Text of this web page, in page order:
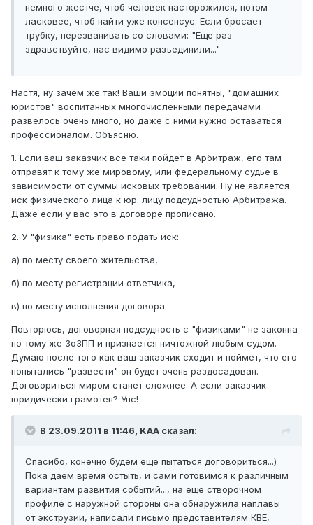
немного жестче, чтоб человек насторожился, потом
ласковее, чтоб найти уже консенсус. Если бросает
трубку, перезванивать со словами: "Еще раз
здравствуйте, нас видимо разъединили..."
Настя, ну зачем же так! Ваши эмоции понятны, "домашних
юристов" воспитанных многочисленными передачами
развелось очень много, но даже с ними нужно оставаться
профессионалом. Объясню.
1. Если ваш заказчик все таки пойдет в Арбитраж, его там
отправят к тому же мировому, или федеральному судье в
зависимости от суммы исковых требований. Ну не является
иск физического лица к юр. лицу подсудностью Арбитража.
Даже если у вас это в договоре прописано.
2. У "физика" есть право подать иск:
а) по месту своего жительства,
б) по месту регистрации ответчика,
в) по месту исполнения договора.
Повторюсь, договорная подсудность с "физиками" не законна
по тому же ЗоЗПП и признается ничтожной любым судом.
Думаю после того как ваш заказчик сходит и поймет, что его
попытались "развести" он будет очень раздосадован.
Договориться миром станет сложнее. А если заказчик
юридически грамотен? Упс!
В 23.09.2011 в 11:46, KAA сказал:
Спасибо, конечно будем еще пытаться договориться...)
Пока даем время остыть, и сами готовимся к различным
вариантам развития событий..., на еще створочном
профиле с наружной стороны она обнаружила наплавы
от экструзии, написали письмо представителям КВЕ,